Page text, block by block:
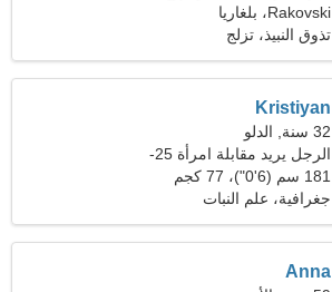
Rakovski، بلغاريا
تذوق النبيذ، تزلج
Kristiyan
32 سنة, الدلو
الرجل يريد مقابلة امرأة 25-
29
181 سم (6'0")، 77 كجم
(169 رطلا)
جغرافية، علم النبات
Anna